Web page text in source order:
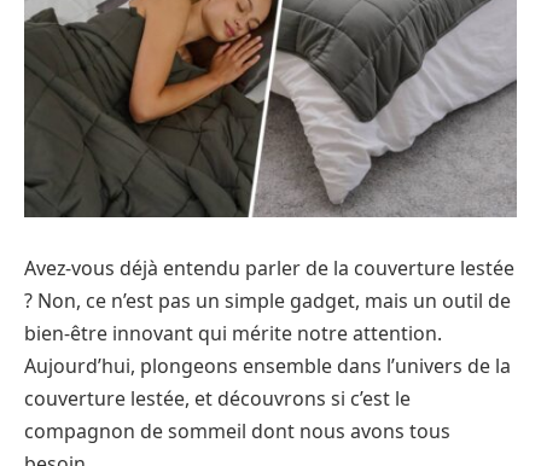
Avez-vous déjà entendu parler de la couverture lestée
? Non, ce n’est pas un simple gadget, mais un outil de
bien-être innovant qui mérite notre attention.
Aujourd’hui, plongeons ensemble dans l’univers de la
couverture lestée, et découvrons si c’est le
compagnon de sommeil dont nous avons tous